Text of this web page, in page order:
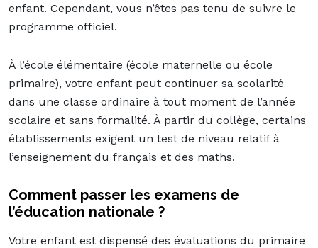
enfant. Cependant, vous n’êtes pas tenu de suivre le
programme officiel.
À l’école élémentaire (école maternelle ou école
primaire), votre enfant peut continuer sa scolarité
dans une classe ordinaire à tout moment de l’année
scolaire et sans formalité. À partir du collège, certains
établissements exigent un test de niveau relatif à
l’enseignement du français et des maths.
Comment passer les examens de
l’éducation nationale ?
Votre enfant est dispensé des évaluations du primaire